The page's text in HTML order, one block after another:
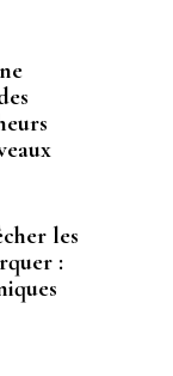
les
: